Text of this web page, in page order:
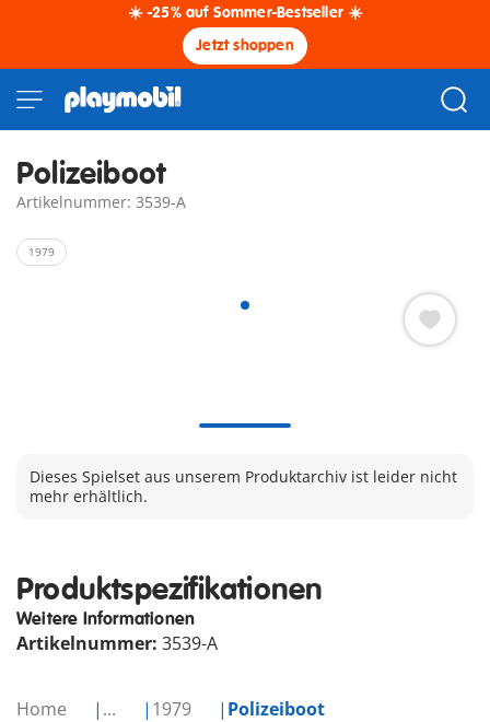
☀️ -25% auf Sommer-Bestseller ☀️
Jetzt shoppen
Home ... 1979 Polizeiboot
Polizeiboot
Artikelnummer: 3539-A
1979
Dieses Spielset aus unserem Produktarchiv ist leider nicht
mehr erhältlich.
Produktspezifikationen
Weitere Informationen
Artikelnummer: 3539-A